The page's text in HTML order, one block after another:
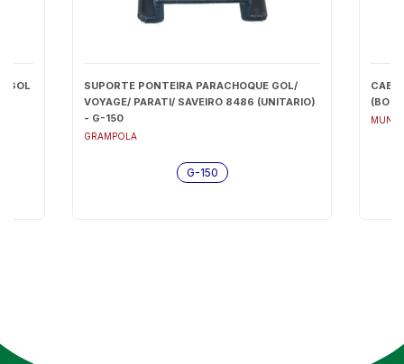
GOL
SUPORTE PONTEIRA PARACHOQUE GOL/
VOYAGE/ PARATI/ SAVEIRO 8486 (UNITARIO)
- G-150
GRAMPOLA
G-150